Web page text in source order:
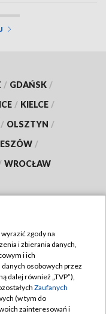
/ GDAŃSK /
/ KIELCE /
/ OLSZTYN /
/
WROCŁAW
zgody na
i zbierania danych,
i ich
osobowych przez
dalej również „TVP”),
Zaufanych
(w tym do
zainteresowań i